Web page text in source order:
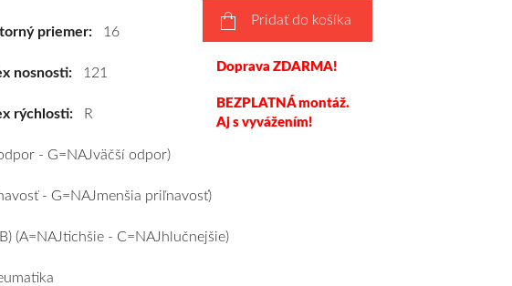
priemer:16
nosnosti:121
rýchlosti:R
Pridať do košíka
Doprava ZDARMA!
BEZPLATNÁ montáž.
Aj s vyvážením!
- G=NAJväčší odpor)
- G=NAJmenšia priľnavosť)
(A=NAJtichšie - C=NAJhlučnejšie)